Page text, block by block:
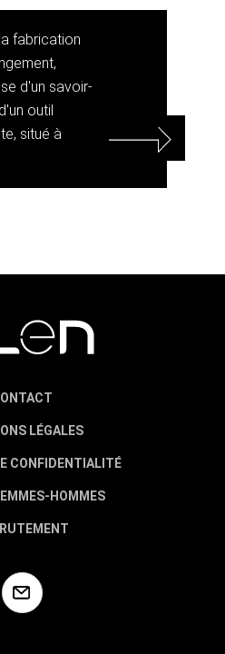
fabrication
d'un savoir-
outil
situé à
LÉGALES
CONFIDENTIALITÉ
HOMMES